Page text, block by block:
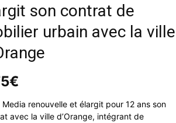
son contrat de
urbain avec la ville
€
renouvelle et élargit pour 12 ans son
avec la ville d’Orange, intégrant de